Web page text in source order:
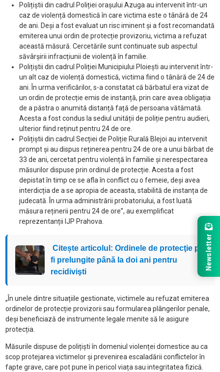
Polițiștii din cadrul Poliției orașului Azuga au intervenit într-un
caz de violență domestică în care victima este o tânără de 24
de ani. Deși a fost evaluat un risc iminent și a fost recomandată
emiterea unui ordin de protecție provizoriu, victima a refuzat
această măsură. Cercetările sunt continuate sub aspectul
săvârșirii infracțiunii de violență în familie.
Polițiștii din cadrul Poliției Municipiului Ploiești au intervenit într-
un alt caz de violență domestică, victima fiind o tânără de 24 de
ani. În urma verificărilor, s-a constatat că bărbatul era vizat de
un ordin de protecție emis de instanță, prin care avea obligația
de a păstra o anumită distanță față de persoana vătămată.
Acesta a fost condus la sediul unității de poliție pentru audieri,
ulterior fiind reținut pentru 24 de ore.
Polițiștii din cadrul Secției de Poliție Rurală Blejoi au intervenit
prompt și au dispus reținerea pentru 24 de ore a unui bărbat de
33 de ani, cercetat pentru violență în familie și nerespectarea
măsurilor dispuse prin ordinul de protecție. Acesta a fost
depistat în timp ce se afla în conflict cu o femeie, deși avea
interdicția de a se apropia de aceasta, stabilită de instanța de
judecată. În urma administrării probatoriului, a fost luată
măsura reținerii pentru 24 de ore”, au exemplificat
reprezentanții IJP Prahova.
Citește articolul: Ordinele de protecţie pot
fi prelungite până la doi ani pentru
recidivişti
„În unele dintre situațiile gestionate, victimele au refuzat emiterea
ordinelor de protecție provizorii sau formularea plângerilor penale,
deși beneficiază de instrumente legale menite să le asigure
protecția.
Măsurile dispuse de polițiști în domeniul violenței domestice au ca
scop protejarea victimelor și prevenirea escaladării conflictelor în
fapte grave, care pot pune în pericol viața sau integritatea fizică.
Newsletter